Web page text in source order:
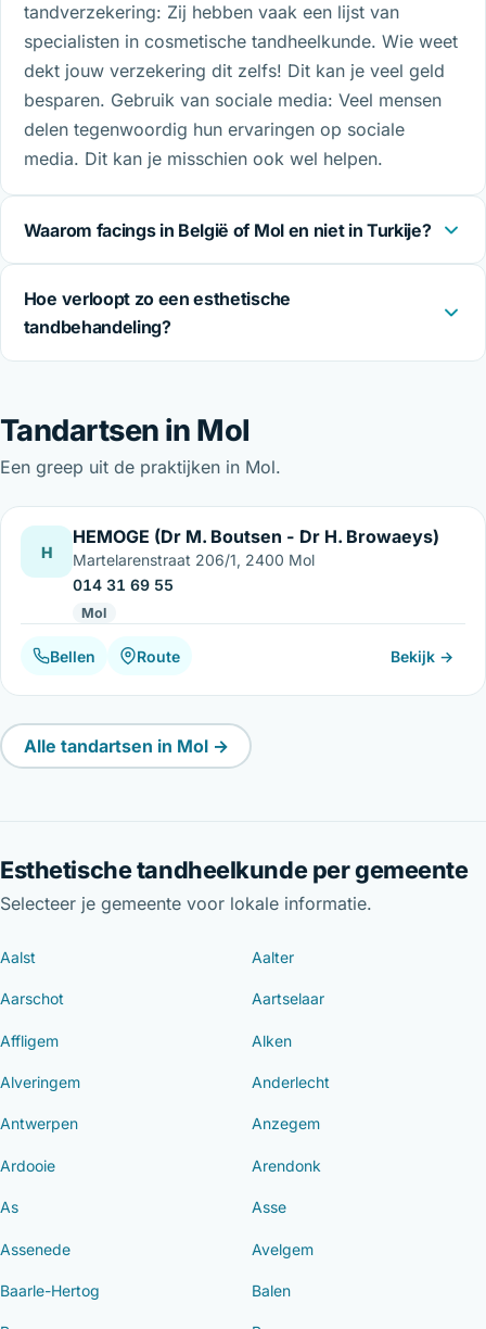
tandverzekering: Zij hebben vaak een lijst van
specialisten in cosmetische tandheelkunde. Wie weet
dekt jouw verzekering dit zelfs! Dit kan je veel geld
besparen. Gebruik van sociale media: Veel mensen
delen tegenwoordig hun ervaringen op sociale
media. Dit kan je misschien ook wel helpen.
Waarom facings in België of Mol en niet in Turkije?
Hoe verloopt zo een esthetische
tandbehandeling?
Tandartsen in Mol
Een greep uit de praktijken in Mol.
H
HEMOGE (Dr M. Boutsen - Dr H. Browaeys)
Martelarenstraat 206/1, 2400 Mol
014 31 69 55
Mol
Bellen Route Bekijk →
Alle tandartsen in Mol →
Esthetische tandheelkunde per gemeente
Selecteer je gemeente voor lokale informatie.
Aalst Aalter
Aarschot Aartselaar
Affligem Alken
Alveringem Anderlecht
Antwerpen Anzegem
Ardooie Arendonk
As Asse
Assenede Avelgem
Baarle-Hertog Balen